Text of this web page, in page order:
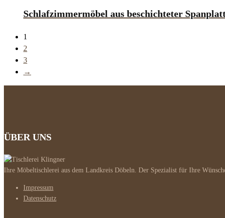
Schlafzimmermöbel aus beschichteter
1
2
3
→
ÜBER UNS
Ihre Möbeltischlerei aus dem Landkreis Döbeln. Der Spezialist für Ihre
Impressum
Datenschutz